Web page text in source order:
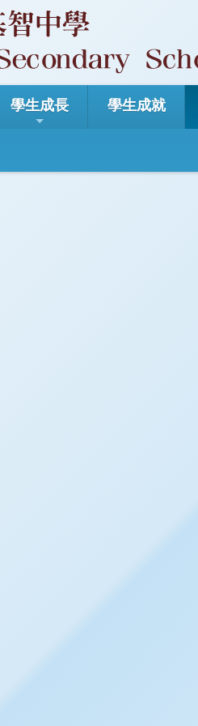
學生成長 學生成就